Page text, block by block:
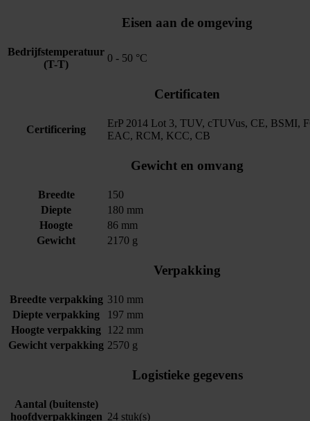
Eisen aan de omgeving
Bedrijfstemperatuur
(T-T)
0 - 50 °C
Certificaten
Certificering
ErP 2014 Lot 3, TUV, cTUVus, CE, BSMI,
EAC, RCM, KCC, CB
Gewicht en omvang
Breedte
150
Diepte
180 mm
Hoogte
86 mm
Gewicht
2170 g
Verpakking
Breedte verpakking 310 mm
Diepte verpakking
197 mm
Hoogte verpakking
122 mm
Gewicht verpakking 2570 g
Logistieke gegevens
Aantal (buitenste)
hoofdverpakkingen 24 stuk(s)